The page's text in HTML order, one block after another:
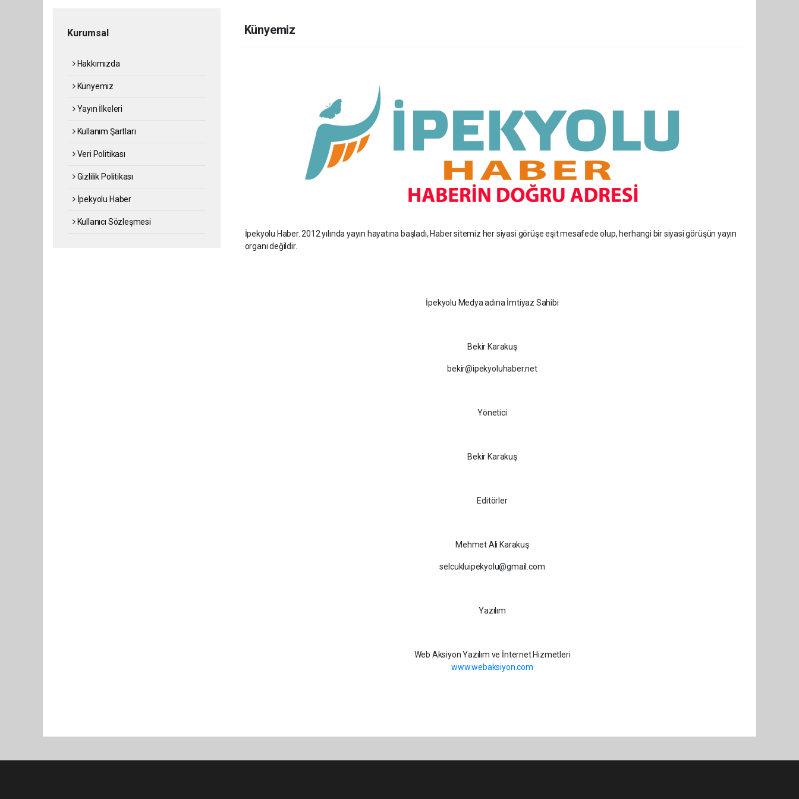
Kurumsal
Hakkımızda
Künyemiz
Yayın İlkeleri
Kullanım Şartları
Veri Politikası
Gizlilik Politikası
İpekyolu Haber
Kullanıcı Sözleşmesi
Künyemiz
İpekyolu Haber. 2012 yılında yayın hayatına başladı, Haber sitemiz her siyasi görüşe eşit mesafede olup, herhangi bir siyasi görüşün yayın
organı değildir.
İpekyolu Medya adına İmtiyaz Sahibi
Bekir Karakuş
bekir@ipekyoluhaber.net
Yönetici
Bekir Karakuş
Editörler
Mehmet Ali Karakuş
selcukluipekyolu@gmail.com
Yazılım
Web Aksiyon Yazılım ve İnternet Hizmetleri
www.webaksiyon.com